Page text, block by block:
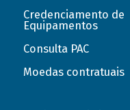
Credenciamento de
Equipamentos
Consulta PAC
Moedas contratuais